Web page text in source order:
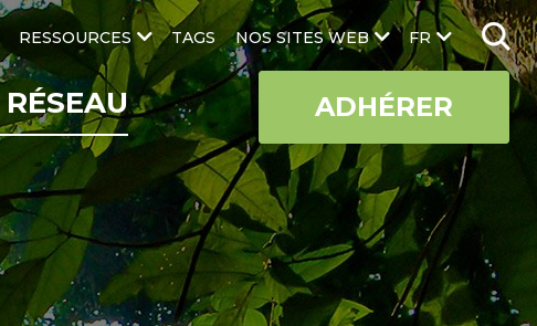
FR
RESSOURCES TAGS NOS SITES WEB
RÉSEAU ADHÉRER